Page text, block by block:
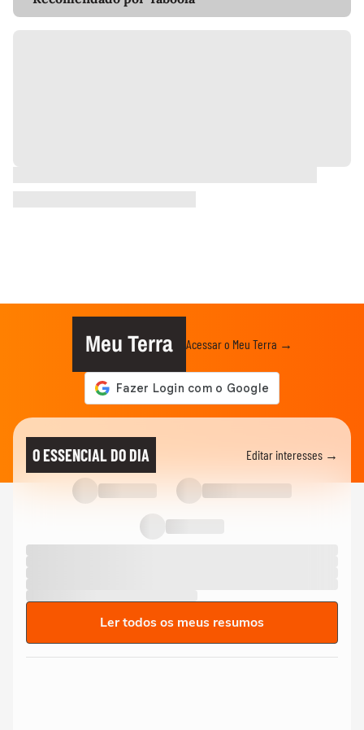
Meu Terra Acessar o Meu Terra →
O ESSENCIAL DO DIA Editar interesses →
Ler todos os meus resumos